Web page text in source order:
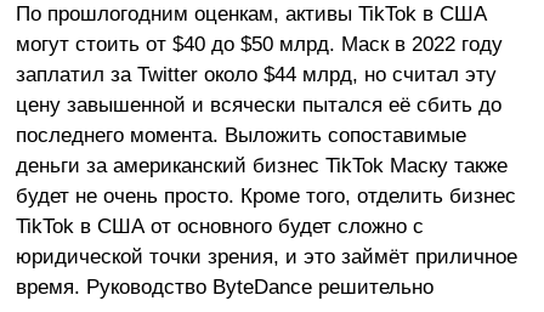
По прошлогодним оценкам, активы TikTok в США
могут стоить от $40 до $50 млрд. Маск в 2022 году
заплатил за Twitter около $44 млрд, но считал эту
цену завышенной и всячески пытался её сбить до
последнего момента. Выложить сопоставимые
деньги за американский бизнес TikTok Маску также
будет не очень просто. Кроме того, отделить бизнес
TikTok в США от основного будет сложно с
юридической точки зрения, и это займёт приличное
время. Руководство ByteDance решительно